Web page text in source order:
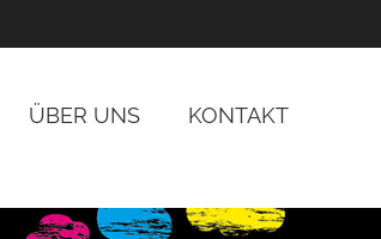
ÜBER UNS KONTAKT